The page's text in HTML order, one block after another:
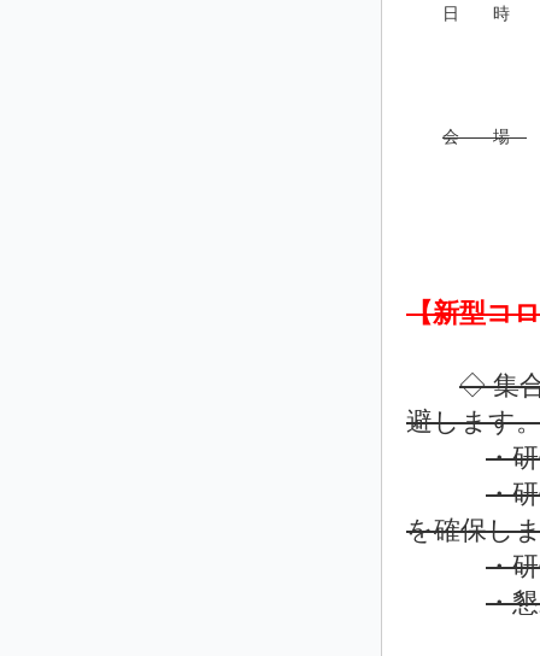
日 時
会 場
【新型コ
◇ 集
避します
・
・
を確保し
・
・